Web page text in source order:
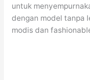
untuk
dengan model tanpa
modis dan